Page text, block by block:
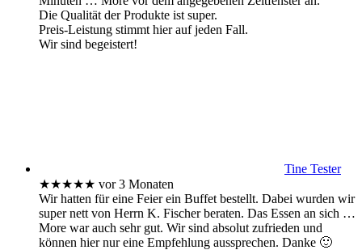
Die Qualität der Produkte ist super.
Preis-Leistung stimmt hier auf jeden Fall.
Wir sind begeistert!
Tine Tester
★★★★★ vor 3 Monaten
Wir hatten für eine Feier ein Buffet bestellt. Dabei wurden wir
super nett von Herrn K. Fischer beraten. Das Essen an sich …
More war auch sehr gut. Wir sind absolut zufrieden und
können hier nur eine Empfehlung aussprechen. Danke 🙂